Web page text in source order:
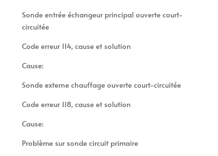
Sonde entrée échangeur principal ouverte court-
circuitée
Code erreur 114, cause et solution
Cause:
Sonde externe chauffage ouverte court-circuitée
Code erreur 118, cause et solution
Cause:
Problème sur sonde circuit primaire